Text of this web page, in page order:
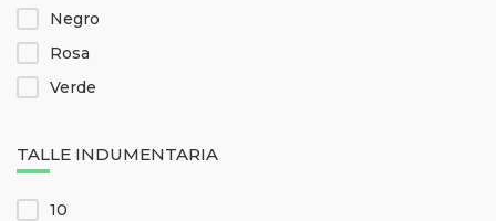
Negro
Rosa
Verde
TALLE INDUMENTARIA
10